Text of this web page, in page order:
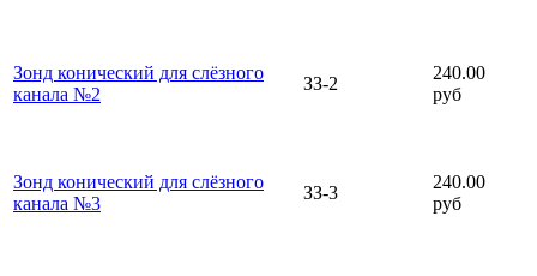
Зонд конический для слёзного
канала №2
ЗЗ-2
240.00
руб
Зонд конический для слёзного
канала №3
ЗЗ-3
240.00
руб